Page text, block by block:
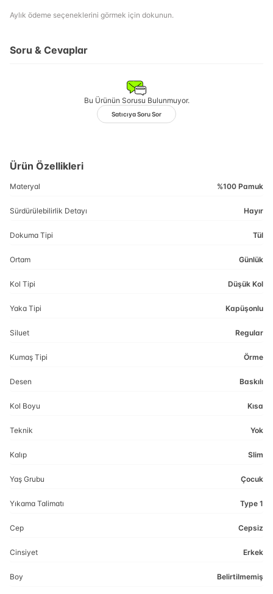
Aylık ödeme seçeneklerini görmek için dokunun.
Soru & Cevaplar
Bu Ürünün Sorusu Bulunmuyor.
Satıcıya Soru Sor
Ürün Özellikleri
Materyal %100 Pamuk
Sürdürülebilirlik Detayı Hayır
Dokuma Tipi Tül
Ortam Günlük
Kol Tipi Düşük Kol
Yaka Tipi Kapüşonlu
Siluet Regular
Kumaş Tipi Örme
Desen Baskılı
Kol Boyu Kısa
Teknik Yok
Kalıp Slim
Yaş Grubu Çocuk
Yıkama Talimatı Type 1
Cep Cepsiz
Cinsiyet Erkek
Boy Belirtilmemiş